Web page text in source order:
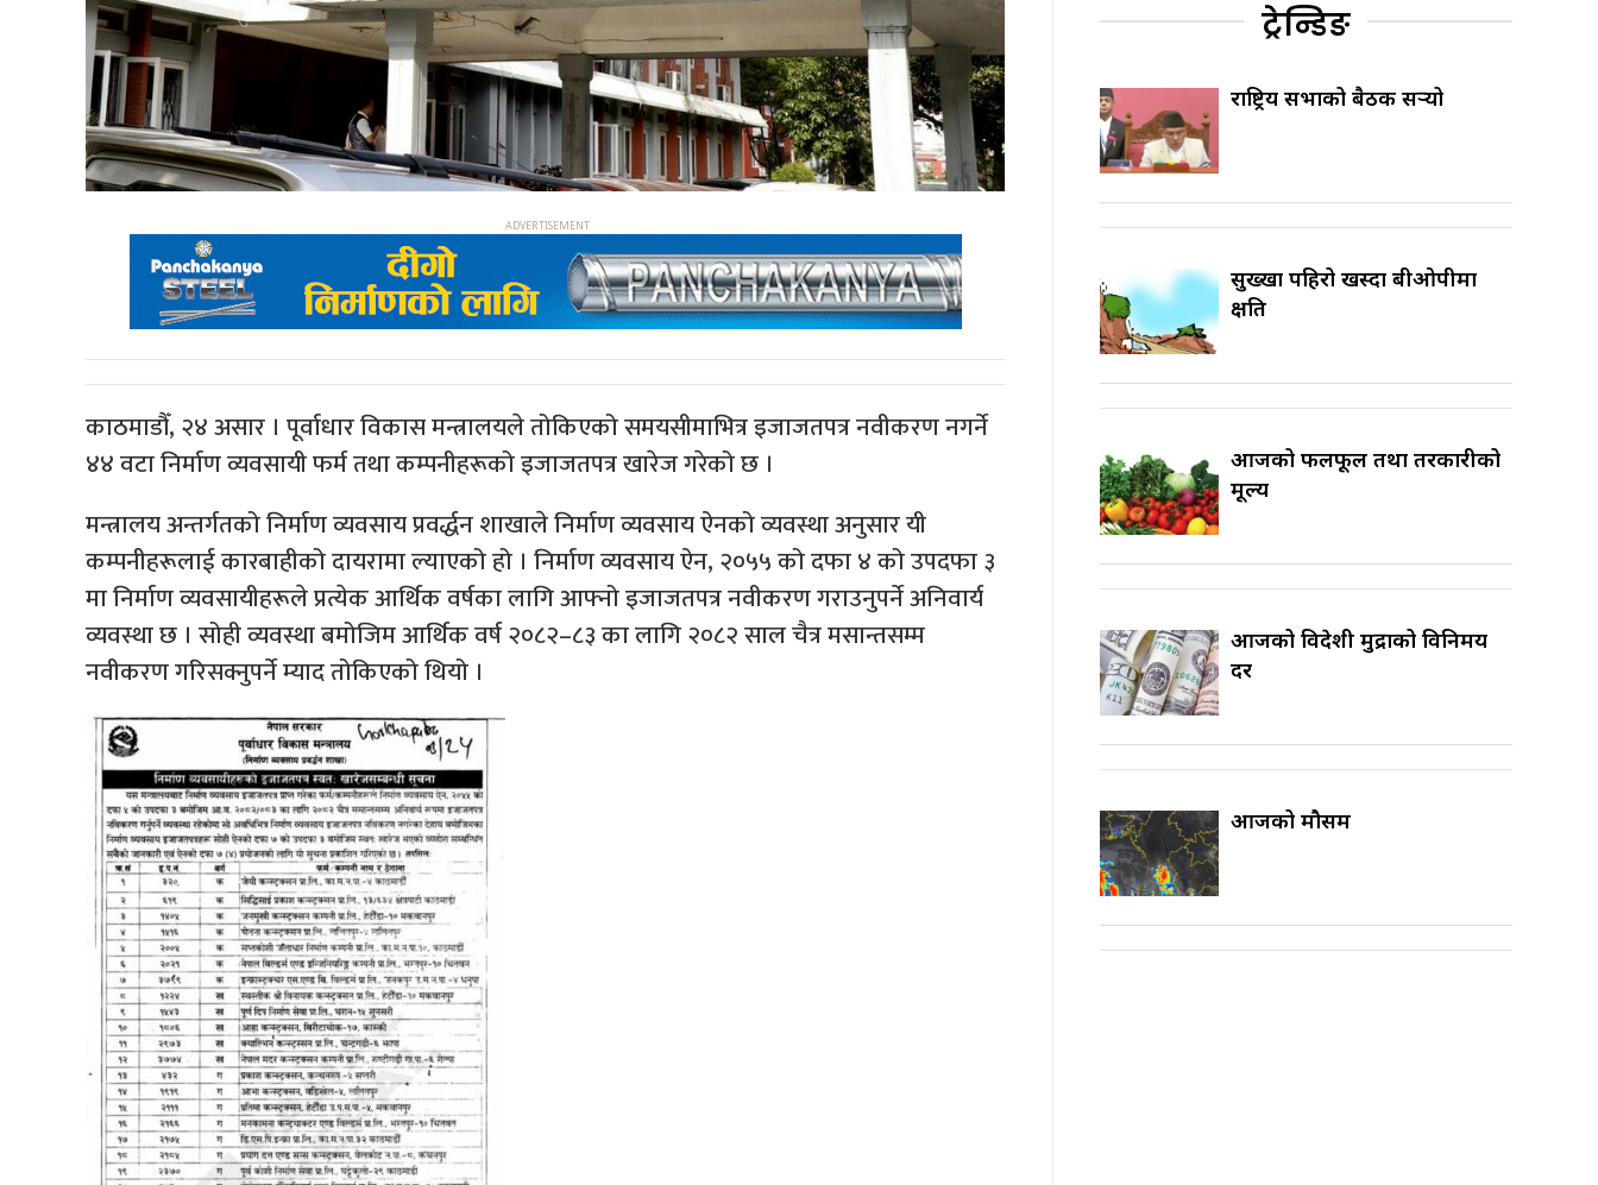
काठमाडौँ, २४ असार । पूर्वाधार विकास मन्त्रालयले तोकिएको समयसीमाभित्र इजाजतपत्र नवीकरण नगर्ने
४४ वटा निर्माण व्यवसायी फर्म तथा कम्पनीहरूको इजाजतपत्र खारेज गरेको छ ।
मन्त्रालय अन्तर्गतको निर्माण व्यवसाय प्रवर्द्धन शाखाले निर्माण व्यवसाय ऐनको व्यवस्था अनुसार यी
कम्पनीहरूलाई कारबाहीको दायरामा ल्याएको हो । निर्माण व्यवसाय ऐन, २०५५ को दफा ४ को उपदफा ३
मा निर्माण व्यवसायीहरूले प्रत्येक आर्थिक वर्षका लागि आफ्नो इजाजतपत्र नवीकरण गराउनुपर्ने अनिवार्य
व्यवस्था छ । सोही व्यवस्था बमोजिम आर्थिक वर्ष २०८२–८३ का लागि २०८२ साल चैत्र मसान्तसम्म
नवीकरण गरिसक्नुपर्ने म्याद तोकिएको थियो ।
ट्रेन्डिङ
राष्ट्रिय सभाको बैठक सर्‍यो
सुख्खा पहिरो खस्दा बीओपीमा
क्षति
आजको फलफूल तथा तरकारीको
मूल्य
आजको विदेशी मुद्राको विनिमय
दर
आजको मौसम